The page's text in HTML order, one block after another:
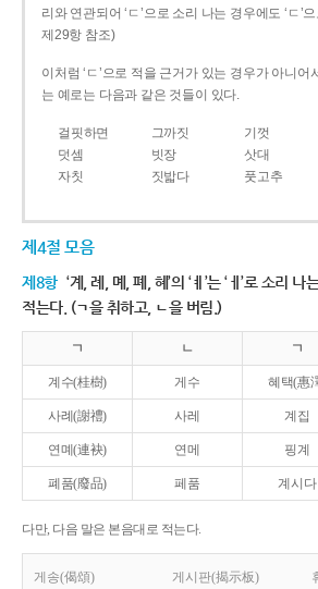
리와 연관되어 ‘ㄷ’으로 소리 나는 경우에도 ‘ㄷ’
제29항 참조)
이처럼 ‘ㄷ’으로 적을 근거가 있는 경우가 아니어
는 예로는 다음과 같은 것들이 있다.
걸핏하면 그까짓 기껏
덧셈
빗장 삿대
자칫
짓밟다 풋고추
제4절 모음
제8항 ‘계, 례, 몌, 폐, 혜’의 ‘ㅖ’는 ‘ㅔ’로 소리 나
적는다. (ㄱ을 취하고, ㄴ을 버림.)
ㄱ ㄴ ㄱ
계수(桂樹) 게수 혜택(惠
사례(謝禮) 사레 계집
연몌(連袂) 연메 핑계
폐품(廢品) 페품 계시다
다만, 다음 말은 본음대로 적는다.
게송(偈頌) 게시판(揭示板)